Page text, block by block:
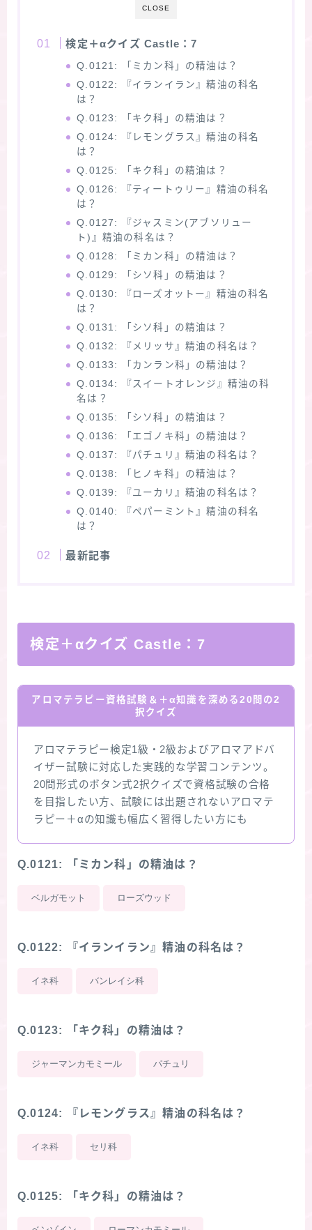
★スペシャルアロマハーブ４択クイズ (kindle出
お問い合わせ
サイトマップ
CLOSE
検定＋αクイズ Castle：7
Q.0121: 「ミカン科」の精油は？
Q.0122: 『イランイラン』精油の科名
は？
Q.0123: 「キク科」の精油は？
Q.0124: 『レモングラス』精油の科名
は？
Q.0125: 「キク科」の精油は？
Q.0126: 『ティートゥリー』精油の科名
は？
Q.0127: 『ジャスミン(アブソリュー
ト)』精油の科名は？
Q.0128: 「ミカン科」の精油は？
Q.0129: 「シソ科」の精油は？
Q.0130: 『ローズオットー』精油の科名
は？
Q.0131: 「シソ科」の精油は？
Q.0132: 『メリッサ』精油の科名は？
Q.0133: 「カンラン科」の精油は？
Q.0134: 『スイートオレンジ』精油の科
名は？
Q.0135: 「シソ科」の精油は？
Q.0136: 「エゴノキ科」の精油は？
Q.0137: 『パチュリ』精油の科名は？
Q.0138: 「ヒノキ科」の精油は？
Q.0139: 『ユーカリ』精油の科名は？
Q.0140: 『ペパーミント』精油の科名
は？
最新記事
検定＋αクイズ Castle：7
アロマテラピー資格試験＆＋α知識を深める20問の2
択クイズ
アロマテラピー検定1級・2級およびアロマアドバ
イザー試験に対応した実践的な学習コンテンツ。
20問形式のボタン式2択クイズで資格試験の合格
を目指したい方、試験には出題されないアロマテ
ラピー＋αの知識も幅広く習得したい方にも
Q.0121: 「ミカン科」の精油は？
ベルガモット ローズウッド
Q.0122: 『イランイラン』精油の科名は？
イネ科 バンレイシ科
Q.0123: 「キク科」の精油は？
ジャーマンカモミール パチュリ
Q.0124: 『レモングラス』精油の科名は？
イネ科 セリ科
Q.0125: 「キク科」の精油は？